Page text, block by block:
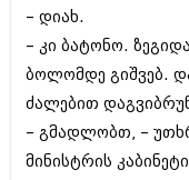
– დიახ.
– კი ბატონო.
ბოლომდე გიშვებ.
ძალებით
– გმადლობთ, –
მინისტრის